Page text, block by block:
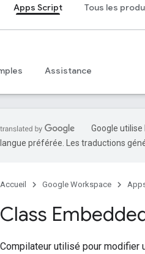
Apps Script Tous les
Assistance
Google
langue préférée. Les traductions
Accueil Google Workspace
Class
Compilateur utilisé pour modifier